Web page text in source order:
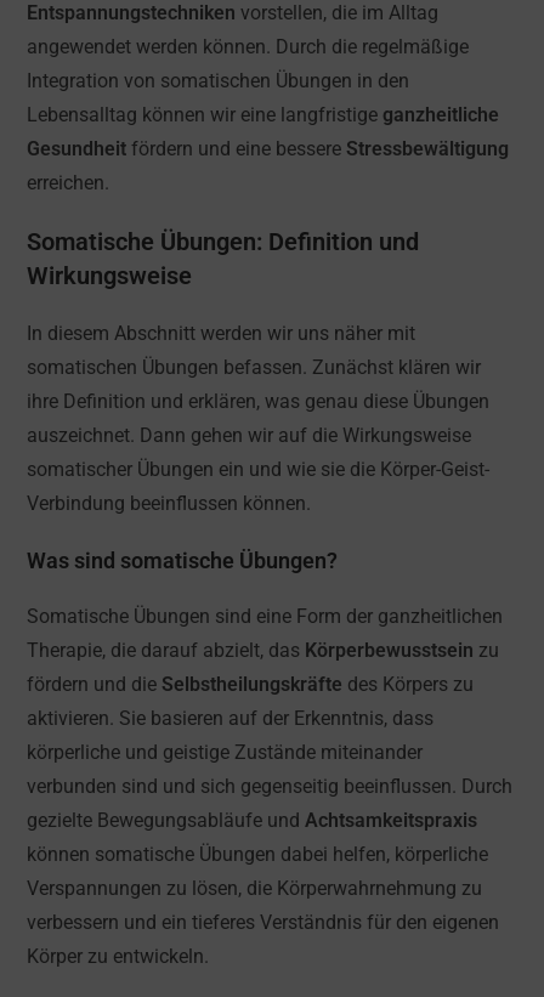
Entspannungstechniken vorstellen, die im Alltag
angewendet werden können. Durch die regelmäßige
Integration von somatischen Übungen in den
Lebensalltag können wir eine langfristige ganzheitliche
Gesundheit fördern und eine bessere Stressbewältigung
erreichen.
Somatische Übungen: Definition und
Wirkungsweise
In diesem Abschnitt werden wir uns näher mit
somatischen Übungen befassen. Zunächst klären wir
ihre Definition und erklären, was genau diese Übungen
auszeichnet. Dann gehen wir auf die Wirkungsweise
somatischer Übungen ein und wie sie die Körper-Geist-
Verbindung beeinflussen können.
Was sind somatische Übungen?
Somatische Übungen sind eine Form der ganzheitlichen
Therapie, die darauf abzielt, das Körperbewusstsein zu
fördern und die Selbstheilungskräfte des Körpers zu
aktivieren. Sie basieren auf der Erkenntnis, dass
körperliche und geistige Zustände miteinander
verbunden sind und sich gegenseitig beeinflussen. Durch
gezielte Bewegungsabläufe undAchtsamkeitspraxis
können somatische Übungen dabei helfen, körperliche
Verspannungen zu lösen, die Körperwahrnehmung zu
verbessern und ein tieferes Verständnis für den eigenen
Körper zu entwickeln.